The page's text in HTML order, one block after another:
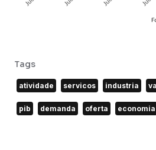
Tags
atividade servicos industria
pib demanda oferta economia